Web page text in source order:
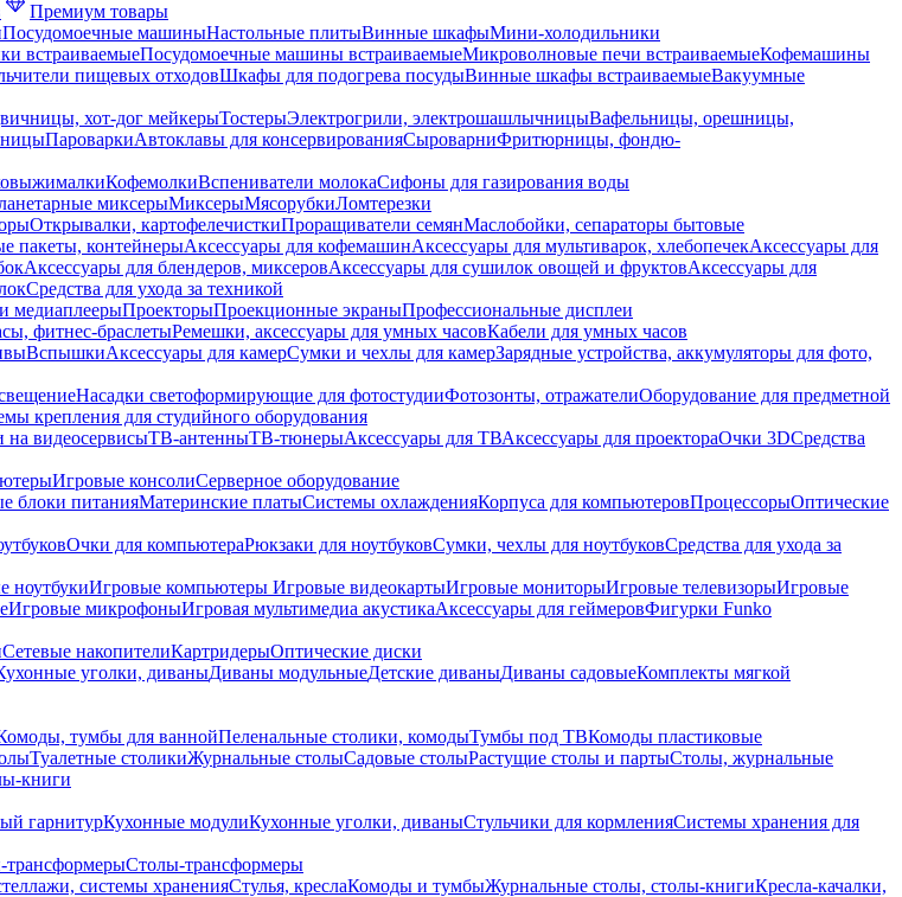
Премиум товары
Посудомоечные машиныНастольные плитыВинные шкафыМини-холодильники
встраиваемыеПосудомоечные машины встраиваемыеМикроволновые печи встраиваемыеКофемашины
пищевых отходовШкафы для подогрева посудыВинные шкафы встраиваемыеВакуумные
хот-дог мейкерыТостерыЭлектрогрили, электрошашлычницыВафельницы, орешницы,
ПароваркиАвтоклавы для консервированияСыроварниФритюрницы, фондю-
КофемолкиВспениватели молокаСифоны для газирования воды
миксерыМиксерыМясорубкиЛомтерезки
Открывалки, картофелечисткиПроращиватели семянМаслобойки, сепараторы бытовые
пакеты, контейнерыАксессуары для кофемашинАксессуары для мультиварок, хлебопечекАксессуары для
Аксессуары для блендеров, миксеровАксессуары для сушилок овощей и фруктовАксессуары для
Средства для ухода за техникой
медиаплеерыПроекторыПроекционные экраныПрофессиональные дисплеи
фитнес-браслетыРемешки, аксессуары для умных часовКабели для умных часов
ВспышкиАксессуары для камерСумки и чехлы для камерЗарядные устройства, аккумуляторы для фото,
Насадки светоформирующие для фотостудииФотозонты, отражателиОборудование для предметной
крепления для студийного оборудования
на видеосервисыТВ-антенныТВ-тюнерыАксессуары для ТВАксессуары для проектораОчки 3DСредства
Игровые консолиСерверное оборудование
блоки питанияМатеринские платыСистемы охлажденияКорпуса для компьютеровПроцессорыОптические
Очки для компьютераРюкзаки для ноутбуковСумки, чехлы для ноутбуковСредства для ухода за
ноутбукиИгровые компьютеры Игровые видеокартыИгровые мониторыИгровые телевизорыИгровые
Игровые микрофоныИгровая мультимедиа акустикаАксессуары для геймеровФигурки Funko
Сетевые накопителиКартридерыОптические диски
уголки, диваныДиваны модульныеДетские диваныДиваны садовыеКомплекты мягкой
тумбы для ваннойПеленальные столики, комодыТумбы под ТВКомоды пластиковые
Туалетные столикиЖурнальные столыСадовые столыРастущие столы и партыСтолы, журнальные
книги
гарнитурКухонные модулиКухонные уголки, диваныСтульчики для кормленияСистемы хранения для
трансформерыСтолы-трансформеры
системы храненияСтулья, креслаКомоды и тумбыЖурнальные столы, столы-книгиКресла-качалки,